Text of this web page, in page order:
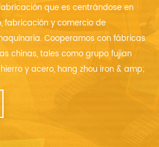
que es centrándose en
fabricación y comercio de
Cooperamos con fábricas
chinas, tales como grupo fujian
y acero, hang zhou iron & amp;
controlamos estrictamente el costo
primas al embalaje no solo
con materias primas
con las solicitudes del cliente,